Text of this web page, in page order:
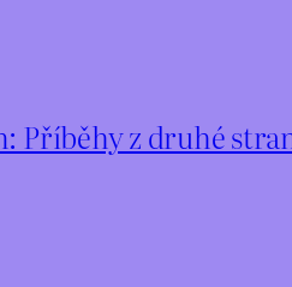
Příběhy z druhé